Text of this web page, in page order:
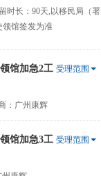
时长：90天,以移民局（
领馆签发为准
馆加急2工 受理范围
：广州康辉
馆加急3工 受理范围